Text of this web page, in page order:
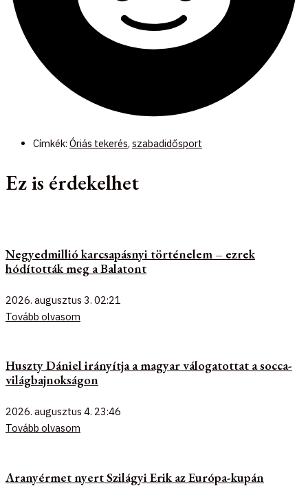
Címkék: Óriás tekerés, szabadidősport
Ez is érdekelhet
Negyedmillió karcsapásnyi történelem – ezrek
hódították meg a Balatont
2026. augusztus 3. 02:21
Tovább olvasom
Huszty Dániel irányítja a magyar válogatottat a socca-
világbajnokságon
2026. augusztus 4. 23:46
Tovább olvasom
Aranyérmet nyert Szilágyi Erik az Európa-kupán